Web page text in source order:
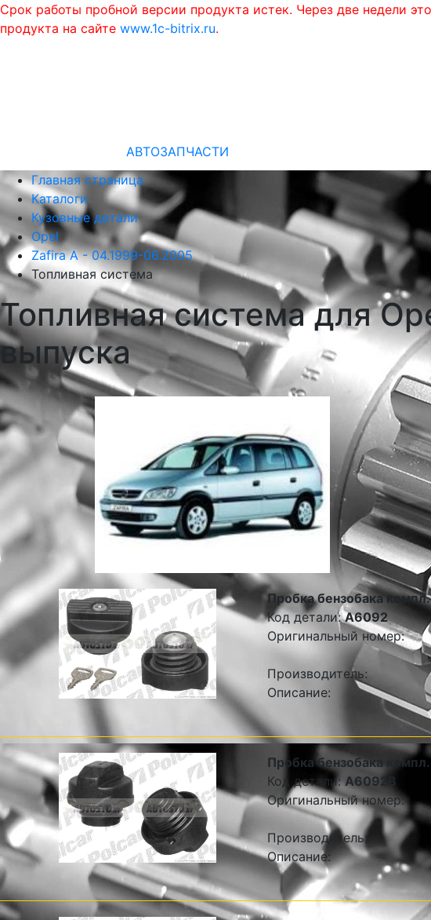
Срок работы пробной версии продукта истек. Через две недели
продукта на сайте www.1c-bitrix.ru.
АВТОЗАПЧАСТИ
Главная страница
Каталоги
Кузовные детали
Opel
Zafira A - 04.1999-06.2005
Топливная система
Топливная система для
выпуска
Пробка бензобака компл.
Код детали:A6092
Оригинальный номер:
Производитель:
Описание:
Пробка бензобака компл.
Код детали:A6092B
Оригинальный номер:
Производитель:
Описание: